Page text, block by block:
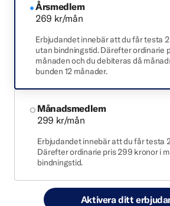
Årsmedlem
269 kr/mån
Erbjudandet innebär att du får testa
utan bindningstid. Därefter ordinarie
månaden och du debiteras då
bunden 12 månader.
Månadsmedlem
299 kr/mån
Erbjudandet innebär att du får testa
Därefter ordinarie pris 299 kronor i
bindningstid.
Aktivera ditt